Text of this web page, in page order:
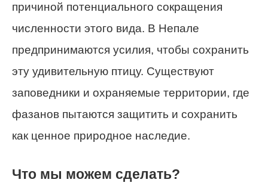
причиной потенциального сокращения
численности этого вида. В Непале
предпринимаются усилия, чтобы сохранить
эту удивительную птицу. Существуют
заповедники и охраняемые территории, где
фазанов пытаются защитить и сохранить
как ценное природное наследие.
Что мы можем сделать?